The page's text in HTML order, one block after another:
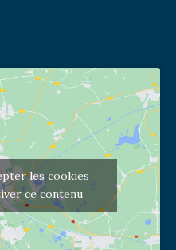
les cookies
ce contenu